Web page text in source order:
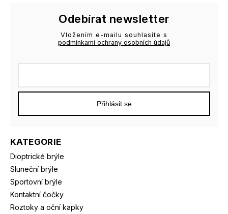
KATEGORIE
Dioptrické brýle
Sluneční brýle
Sportovní brýle
Kontaktní čočky
Roztoky a oční kapky
Odebírat newsletter
Vložením e-mailu souhlasíte s
podmínkami ochrany osobních údajů
Přihlásit se